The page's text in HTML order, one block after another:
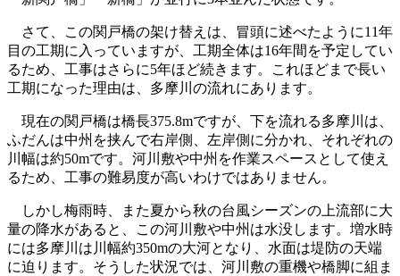
さて、この関戸橋の架け替えは、冒頭に述べたように11年
目の工期に入っていますが、工期全体は16年間を予定してい
るため、工事はさらに5年ほど続きます。これほどまで長い
工期になった理由は、多摩川の流れにあります。
現在の関戸橋は橋長375.8mですが、下を流れる多摩川は、
ふだんは中州を挟んで右岸側、左岸側に分かれ、それぞれの
川幅は約50mです。河川敷や中州を作業スペースとして使え
るため、工事の難易度が高いわけではありません。
しかし梅雨時、また夏から秋の台風シーズンの上流部に大
量の降水があると、この河川敷や中州は水没します。増水時
には多摩川は川幅約350mの大河となり、水面は堤防の天端
に迫ります。そうした状況では、河川敷の重機や橋脚に組ま